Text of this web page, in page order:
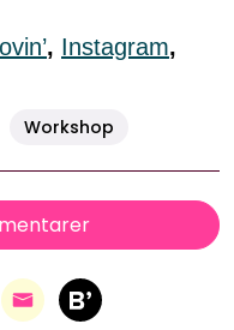
, Instagram,
Workshop